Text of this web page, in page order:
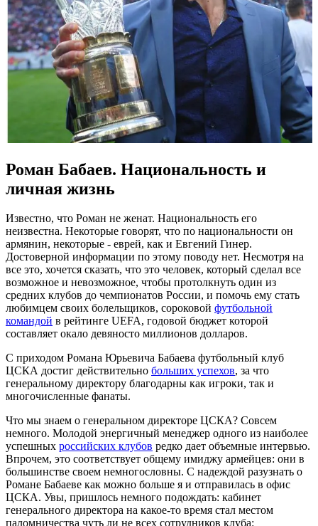
Роман Бабаев. Национальность и
личная жизнь
Известно, что Роман не женат. Национальность его
неизвестна. Некоторые говорят, что по национальности он
армянин, некоторые - еврей, как и Евгений Гинер.
Достоверной информации по этому поводу нет. Несмотря на
все это, хочется сказать, что это человек, который сделал все
возможное и невозможное, чтобы протолкнуть один из
средних клубов до чемпионатов России, и помочь ему стать
любимцем своих болельщиков, сороковой футбольной
командой в рейтинге UEFA, годовой бюджет которой
составляет окало девяносто миллионов долларов.
С приходом Романа Юрьевича Бабаева футбольный клуб
ЦСКА достиг действительно больших успехов, за что
генеральному директору благодарны как игроки, так и
многочисленные фанаты.
Что мы знаем о генеральном директоре ЦСКА? Совсем
немного. Молодой энергичный менеджер одного из наиболее
успешных российских клубов редко дает объемные интервью.
Впрочем, это соответствует общему имиджу армейцев: они в
большинстве своем немногословны. С надеждой разузнать о
Романе Бабаеве как можно больше я и отправилась в офис
ЦСКА. Увы, пришлось немного подождать: кабинет
генерального директора на какое-то время стал местом
паломничества чуть ли не всех сотрудников клуба: